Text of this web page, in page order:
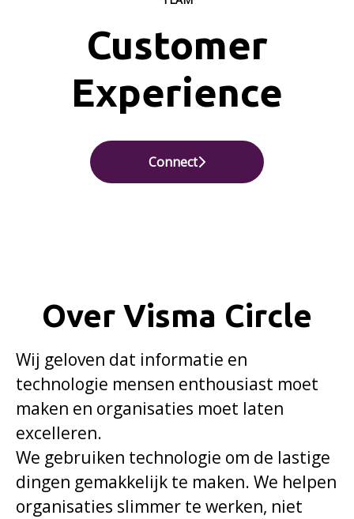
Customer
Experience
Connect
Over Visma Circle
Wij geloven dat informatie en
technologie mensen enthousiast moet
maken en organisaties moet laten
excelleren.
We gebruiken technologie om de lastige
dingen gemakkelijk te maken. We helpen
organisaties slimmer te werken, niet